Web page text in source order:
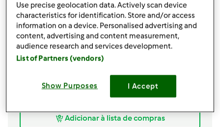
100 gr de margarina
150 gr de açucar
2ovo,s
200 gr de farinha
2 colheres de cha de fermento
1 colher de sopa de vinho do porto
Adicionar à lista de compras
Use precise geolocation data. Actively scan device
characteristics for identification. Store and/or access
information on a device. Personalised advertising and
content, advertising and content measurement,
audience research and services development.
List of Partners (vendors)
Show Purposes I Accept